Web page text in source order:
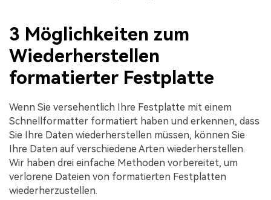
3 Möglichkeiten zum
Wiederherstellen
formatierter Festplatte
Wenn Sie versehentlich Ihre Festplatte mit einem
Schnellformatter formatiert haben und erkennen, dass
Sie Ihre Daten wiederherstellen müssen, können Sie
Ihre Daten auf verschiedene Arten wiederherstellen.
Wir haben drei einfache Methoden vorbereitet, um
verlorene Dateien von formatierten Festplatten
wiederherzustellen.